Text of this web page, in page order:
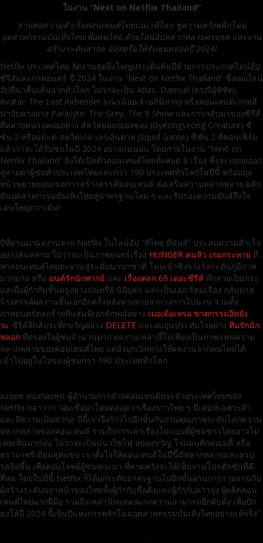
ในงาน “Next on Netflix Thailand”
สานต่อความสำเร็จคอนเทนต์ไทยบนเวทีโลก ชูความหวังพลิกโฉม
อุตสาหกรรมบันเทิงไทยเพื่อคนไทย ด้วยไลน์อัปหลากหลายครบรส และงาน
สร้างระดับสากล จ่อสตรีมให้รับชมตลอดปี 2024!
Netflix ประเทศไทย จัดงานสุดยิ่งใหญ่ประเดิมต้นปีด้วยการประกาศไลน์อัป
ซีรีส์และภาพยนตร์ ปี 2024 ในงาน “Next on Netflix Thailand” ซึ่งเผยไลน์
อัปที่น่าตื่นเต้นจากทั่วโลก ไม่ว่าจะเป็น Atlas, Damsel (ดรุณีผู้พิชิต),
Avatar: The Last Airbender (เณรน้อยเจ้าอภินิหาร) หรือคอนเทนต์เกาหลี
น่าจับตาอย่าง Parasyte: The Grey, The 8 Show และการกลับมาของซีรีส์
ที่หลายคนรอคอยอย่าง สัตว์สยองกยองซอง (Gyeongseong Creature) ซี
ซั่น 2 หรือแม้แต่ สควิดเกม เล่นลุ้นตาย (Squid Game) ซีซั่น 2 ที่คอนเฟิร์ม
แล้วว่าจะได้รับชมในปี 2024 อย่างแน่นอน โดยภายในงาน “Next on
Netflix Thailand” ยังได้เปิดตัวคอนเทนต์ไทยทั้งหมด 8 เรื่อง ซึ่งจะทยอยออก
สู่สายตาผู้ชมทั่วประเทศไทยและกว่า 190 ประเทศทั่วโลกในปีนี้ พร้อมมุ่ง
หน้าขยายขอบเขตการสร้างสรรค์คอนเทนต์ ส่งเสริมความหลากหลาย ผลัก
ดันอุตสาหกรรมบันเทิงไทยสู่มาตรฐานใหม่ ๆ และรับรองความมันส์ถึงใจ
เล่นใหญ่กว่าเดิม!
ปีที่ผ่านมาผลงานจาก Netflix ในไลน์อัป “ทีไทย ทีมันส์” ประสบความสำเร็จ
อย่างล้นหลาม ไม่ว่าจะเป็นภาพยนตร์เรื่อง HUNGER คนหิว เกมกระหาย ที่
พาคอนเทนต์ไทยทะยานสู่ระดับนานาชาติ โดยเข้าชิงรางวัลระดับภูมิภาค
มากมาย หรือ มนต์รักนักพากย์ และ เรื่องตลก 69 เดอะซีรีส์ ที่กลายเป็นกระ
แสเมื่อผู้กำกับชั้นครูอย่างนนทรีย์ นิมิบุตร และเป็นเอก รัตนเรือง กลับมาส
ร้างสรรค์ผลงานชิ้นเอกอีกครั้งหลังห่างหายจากวงการไปนาน รวมทั้ง
ภาพยนตร์ตลกร้ายที่แสนมีเอกลักษณ์อย่าง เมอเด้อเหรอ ฆาตกรรมอิหยัง
วะ ซีรีส์ลึกลับระทึกขวัญอย่าง DELETE และอบอุ่นประทับใจอย่าง ทีมรักนัก
หลอก ที่ครองใจผู้ชมจำนวนมาก ผลงานเหล่านี้ไม่เพียงเป็นภาพแทนความ
หลากหลายของคอนเทนต์ไทย แต่ยังบุกเบิกทางให้ผลงานจากคนไทยได้
เข้าไปอยู่ในใจของผู้ชมกว่า 190 ประเทศทั่วโลก
ยงยุทธ ทองกองทุน ผู้อำนวยการฝ่ายคอนเทนต์ประจำประเทศไทยของ
Netflix กล่าวว่า “ผมเชื่อมาโดยตลอดว่าเรื่องราวไทย ๆ มีเสน่ห์เฉพาะตัว
และมีความเป็นสากล ปีนี้เราจึงก้าวไปอีกขั้นกับงานคุณภาพระดับโลกความ
หลากหลายของคอนเทนต์ รวมถึงการเล่าเรื่องในแบบที่ผู้ชมชาวไทยอาจไม่
เคยเห็นมาก่อน ไม่ว่าจะเป็นแนวไซไฟ สยองขวัญ โรแมนติกคอเมดี้ หรือ
ดราม่าพรีเมียมสุดแซบ เราตั้งใจให้คอนเทนต์ในปีนี้มีหลากหลายและครบ
รสยิ่งขึ้น เพื่อตอบโจทย์ผู้ชมทุกแนว ที่คาดหวังจะได้เห็นงานโปรดักชันที่ดี
ที่สุด โดยในปีนี้ Netflix ก็ได้ยกระดับมาตรฐานไปอีกขั้นผ่านการร่วมงานกับ
ผู้สร้างระดับแถวหน้าของไทยทั้งผู้กำกับชื่อดังและผู้กำกับดาวรุ่ง ผู้ผลิตคอน
เทนต์ไทยมากฝีมือ รวมถึงเหล่านักแสดงมากความสามารถอีกคับคั่ง เพื่อปัก
ธงให้ปี 2024 นี้เป็นปีแห่งการพลิกโฉมอุตสาหกรรมบันเทิงไทยอย่างแท้จริง”